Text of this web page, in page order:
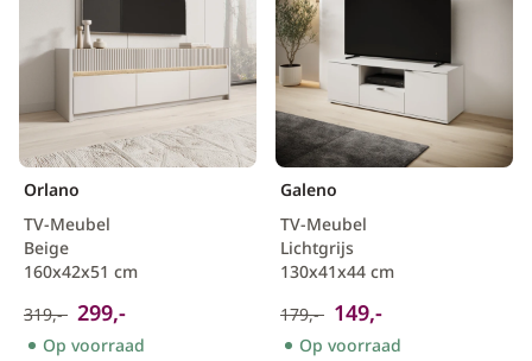
Orlano
TV-Meubel
Beige
160x42x51 cm
319,- 299,-
Op voorraad
Galeno
TV-Meubel
Lichtgrijs
130x41x44 cm
179,- 149,-
Op voorraad